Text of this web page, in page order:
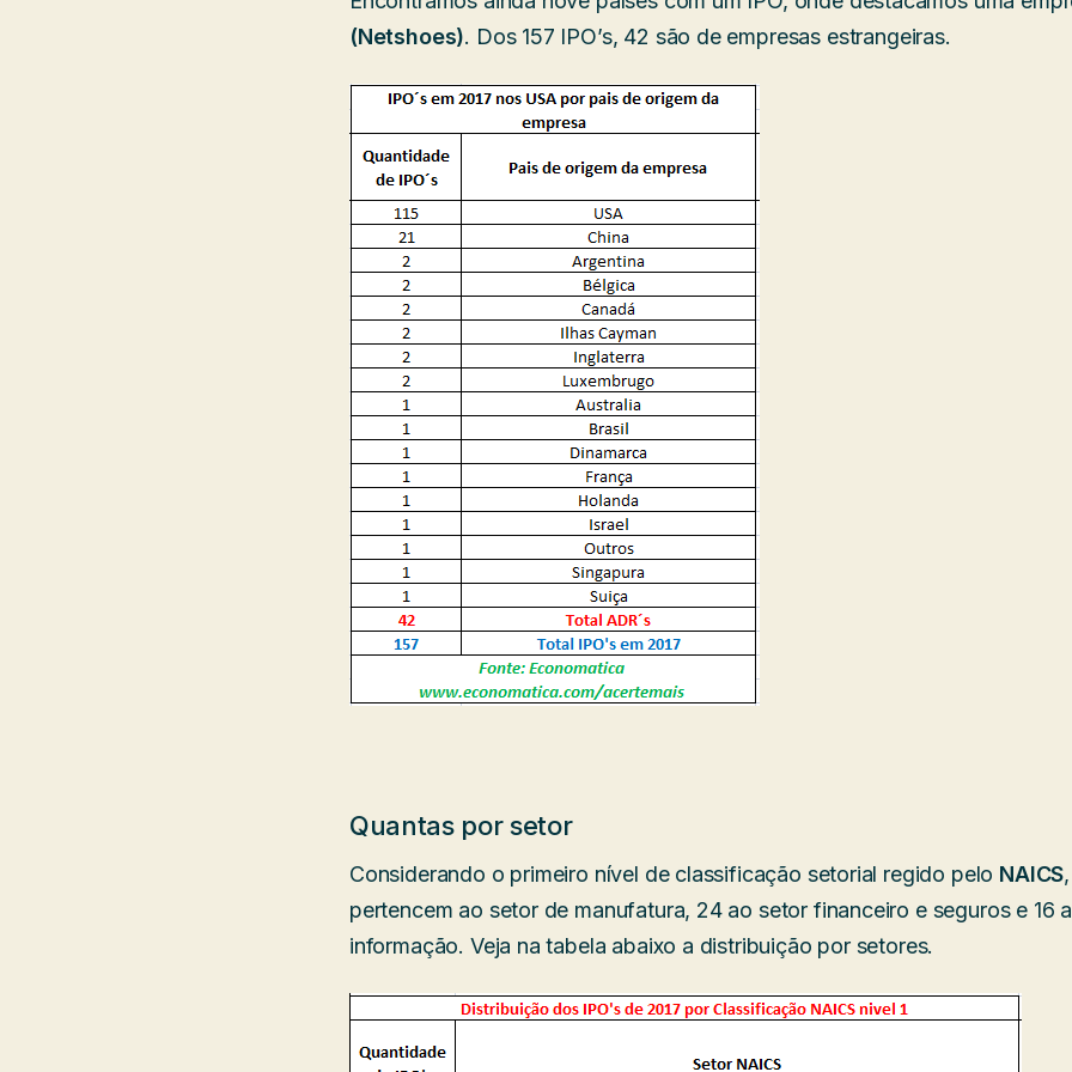
(Netshoes). Dos 157 IPO’s, 42 são de empresas estrangeiras.
Quantas por setor
Considerando o primeiro nível de classificação setorial regido pelo NAICS
pertencem ao setor de manufatura, 24 ao setor financeiro e seguros e 16
informação. Veja na tabela abaixo a distribuição por setores.